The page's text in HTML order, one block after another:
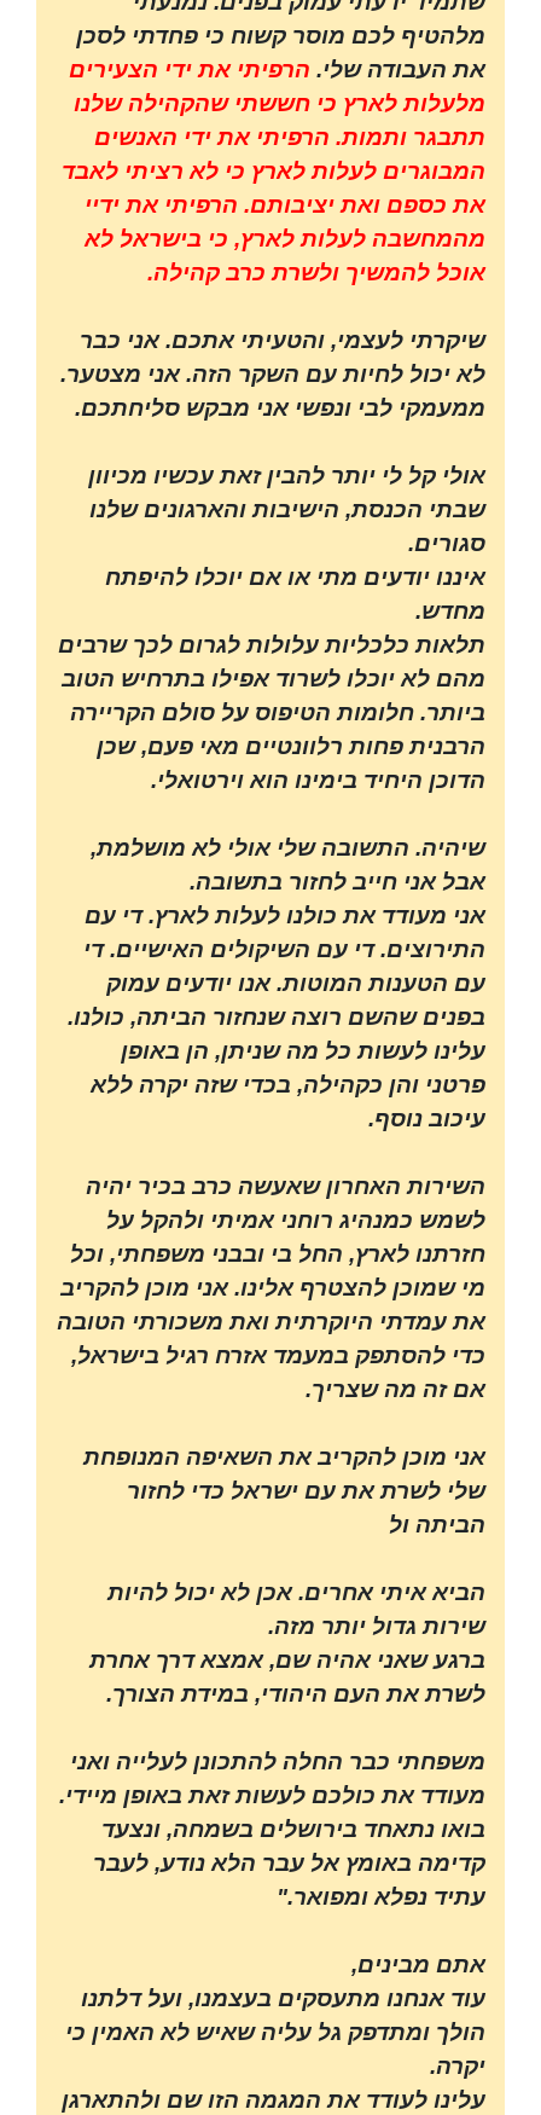
מלהטיף לכם מוסר קשוח כי פחדתי לסכן
את העבודה שלי. הרפיתי את ידי הצעירים
מלעלות לארץ כי חששתי שהקהילה שלנו
תתבגר ותמות. הרפיתי את ידי האנשים
המבוגרים לעלות לארץ כי לא רציתי לאבד
את כספם ואת יציבותם. הרפיתי את ידיי
מהמחשבה לעלות לארץ, כי בישראל לא
אוכל להמשיך ולשרת כרב קהילה.
שיקרתי לעצמי, והטעיתי אתכם. אני כבר
לא יכול לחיות עם השקר הזה. אני מצטער.
ממעמקי לבי ונפשי אני מבקש סליחתכם.
אולי קל לי יותר להבין זאת עכשיו מכיוון
שבתי הכנסת, הישיבות והארגונים שלנו
סגורים.
איננו יודעים מתי או אם יוכלו להיפתח
מחדש.
תלאות כלכליות עלולות לגרום לכך שרבים
מהם לא יוכלו לשרוד אפילו בתרחיש הטוב
ביותר. חלומות הטיפוס על סולם הקריירה
הרבנית פחות רלוונטיים מאי פעם, שכן
הדוכן היחיד בימינו הוא וירטואלי.
שיהיה. התשובה שלי אולי לא מושלמת,
אבל אני חייב לחזור בתשובה.
אני מעודד את כולנו לעלות לארץ. די עם
התירוצים. די עם השיקולים האישיים. די
עם הטענות המוטות. אנו יודעים עמוק
בפנים שהשם רוצה שנחזור הביתה, כולנו.
עלינו לעשות כל מה שניתן, הן באופן
פרטני והן כקהילה, בכדי שזה יקרה ללא
עיכוב נוסף.
השירות האחרון שאעשה כרב בכיר יהיה
לשמש כמנהיג רוחני אמיתי ולהקל על
חזרתנו לארץ, החל בי ובבני משפחתי, וכל
מי שמוכן להצטרף אלינו. אני מוכן להקריב
את עמדתי היוקרתית ואת משכורתי הטובה
כדי להסתפק במעמד אזרח רגיל בישראל,
אם זה מה שצריך.
אני מוכן להקריב את השאיפה המנופחת
שלי לשרת את עם ישראל כדי לחזור
הביתה ול
הביא איתי אחרים. אכן לא יכול להיות
שירות גדול יותר מזה.
ברגע שאני אהיה שם, אמצא דרך אחרת
לשרת את העם היהודי, במידת הצורך.
משפחתי כבר החלה להתכונן לעלייה ואני
מעודד את כולכם לעשות זאת באופן מיידי.
בואו נתאחד בירושלים בשמחה, ונצעד
קדימה באומץ אל עבר הלא נודע, לעבר
עתיד נפלא ומפואר."
אתם מבינים,
עוד אנחנו מתעסקים בעצמנו, ועל דלתנו
הולך ומתדפק גל עליה שאיש לא האמין כי
יקרה.
עלינו לעודד את המגמה הזו שם ולהתארגן